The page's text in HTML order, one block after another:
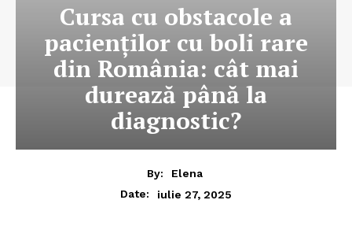
Cursa cu obstacole a
pacienților cu boli rare
din România: cât mai
durează până la
diagnostic?
By:
Elena
Date:
iulie 27, 2025